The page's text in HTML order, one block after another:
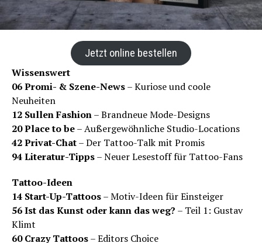
Jetzt online bestellen
Wissenswert
06 Promi- & Szene-News– Kuriose und coole
Neuheiten
12 Sullen Fashion– Brandneue Mode-Designs
20 Place to be– Außergewöhnliche Studio-Locations
42 Privat-Chat– Der Tattoo-Talk mit Promis
94 Literatur-Tipps– Neuer Lesestoff für Tattoo-Fans
Tattoo-Ideen
14 Start-Up-Tattoos– Motiv-Ideen für Einsteiger
56 Ist das Kunst oder kann das weg? – Teil 1: Gustav
Klimt
60 Crazy Tattoos– Editors Choice